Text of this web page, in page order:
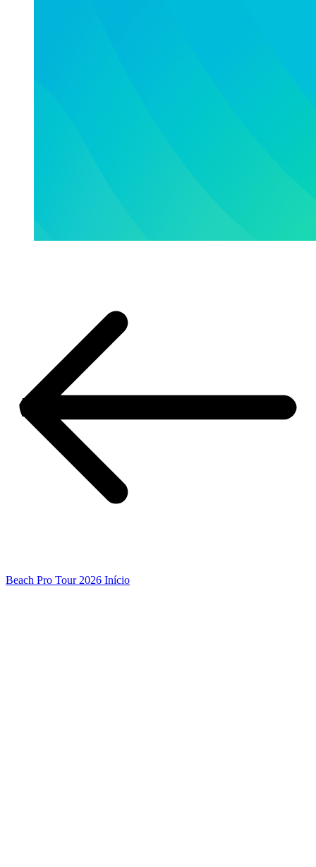
Beach Pro Tour 2026 Início